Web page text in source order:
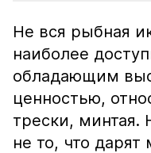
Не вся рыбная
наиболее
обладающим
ценностью,
трески, минтая.
не то, что дарят